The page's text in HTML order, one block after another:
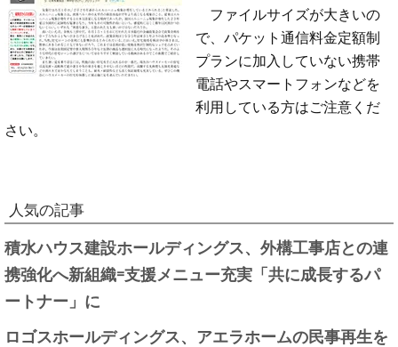
ファイルサイズが大きいの
で、パケット通信料金定額制
プランに加入していない携帯
電話やスマートフォンなどを
利用している方はご注意くだ
さい。
人気の記事
積水ハウス建設ホールディングス、外構工事店との連
携強化へ新組織=支援メニュー充実「共に成長するパ
ートナー」に
ロゴスホールディングス、アエラホームの民事再生を